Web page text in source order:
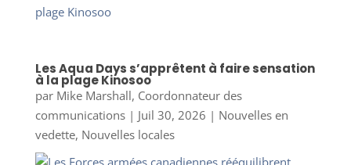
Les Aqua Days s’apprêtent à faire sensation
à la plage Kinosoo
par Mike Marshall, Coordonnateur des
communications| Juil 30, 2026 | Nouvelles en
vedette, Nouvelles locales